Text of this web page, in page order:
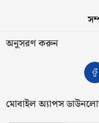
অনুসরণ করুন
মোবাইল অ্যাপস